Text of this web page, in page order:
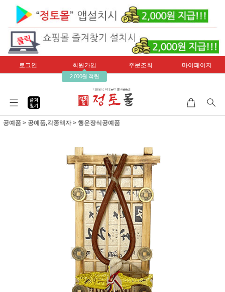
로그인 회원가입
2,000원 적립
주문조회 마이페이지
공예품 > 공예품,각종액자> 행운장식공예품